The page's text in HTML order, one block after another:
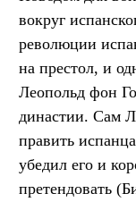
вокруг
революции
на престол, и
Леопольд фон
династии. Сам
править
убедил его и
претендовать